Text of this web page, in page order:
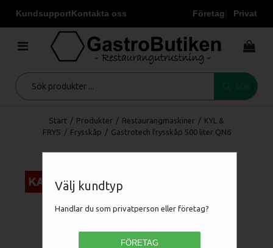
KundsupportKontakta oss Företag Privat
Välj kundtyp
Handlar du som privatperson eller företag?
FÖRETAG
Start / Produkter / Restaurangmaskiner / KYL &
FRYS / Frysskåp / Gastrotech frysskåp 500 liter QN6